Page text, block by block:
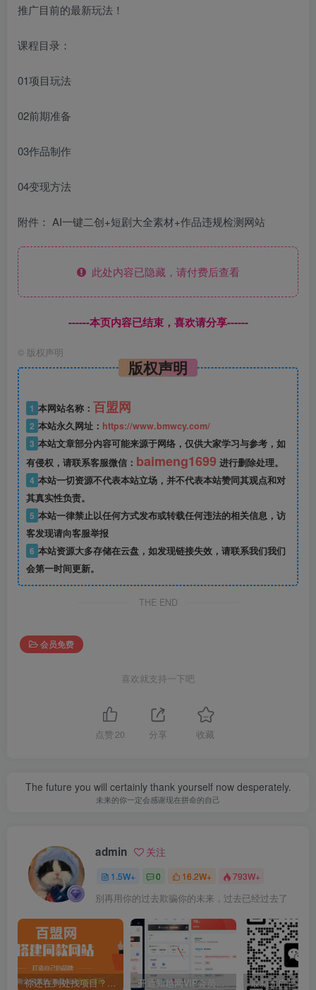
推广目前的最新玩法！
课程目录：
01项目玩法
02前期准备
03作品制作
04变现方法
附件： AI一键二创+短剧大全素材+作品违规检测网站
此处内容已隐藏，请付费后查看
------本页内容已结束，喜欢请分享------
© 版权声明
版权声明
1 本网站名称： 百盟网
2 本站永久网址： https://www.bmwcy.com/
3 本站文章部分内容可能来源于网络，仅供大家学习与参考，如
有侵权，请联系客服微信： baimeng1699 进行删除处理。
4 本站一切资源不代表本站立场，并不代表本站赞同其观点和对
其真实性负责。
5 本站一律禁止以任何方式发布或转载任何违法的相关信息，访
客发现请向客服举报
6 本站资源大多存储在云盘，如发现链接失效，请联系我们我们
会第一时间更新。
THE END
会员免费
喜欢就支持一下吧
点赞 20 分享 收藏
The future you will certainly thank yourself now desperately.
未来的你一定会感谢现在拼命的自己
admin 关注
1.5W+ 0 16.2W+ 793W+
别再用你的过去欺骗你的未来，过去已经过去了
你还在到处找项目？还在当韭菜？我靠卖项目一个月收入5万+，曾经我也是个失败者。 开通知越网VIP会员，尊享全站资源免费下载，享70%的推广提成！！【限时五折优惠】